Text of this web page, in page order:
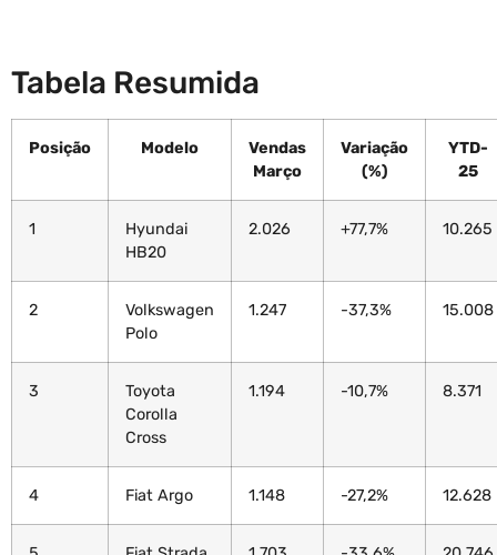
Tabela Resumida
Posição Modelo
Vendas
Março
Variação
(%)
YTD-
25
1
Hyundai
HB20
2.026 +77,7% 10.265
2
Volkswagen
Polo
1.247 -37,3% 15.008
3
Toyota
Corolla
Cross
1.194 -10,7% 8.371
4 Fiat Argo 1.148 -27,2% 12.628